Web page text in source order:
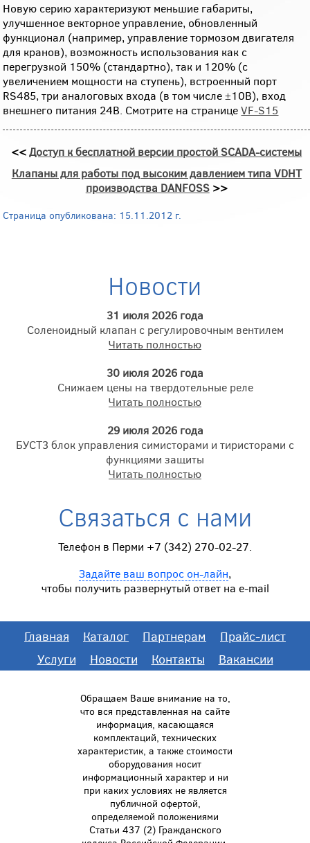
Новую серию характеризуют меньшие габариты,
улучшенное векторное управление, обновленный
функционал (например, управление тормозом двигателя
для кранов), возможность использования как с
перегрузкой 150% (стандартно), так и 120% (с
увеличением мощности на ступень), встроенный порт
RS485, три аналоговых входа (в том числе ±10В), вход
внешнего питания 24В. Смотрите на страницеVF-S15
<<Доступ к бесплатной версии простой SCADA-системы
Клапаны для работы под высоким давлением типа VDHT
производства DANFOSS>>
Страница опубликована: 15.11.2012 г.
Новости
31 июля 2026 года
Соленоидный клапан с регулировочным вентилем
Читать полностью
30 июля 2026 года
Снижаем цены на твердотельные реле
Читать полностью
29 июля 2026 года
БУСТ3 блок управления симисторами и тиристорами с
функциями защиты
Читать полностью
Связаться с нами
Телефон в Перми +7 (342) 270-02-27.
Задайте ваш вопрос он-лайн,
чтобы получить развернутый ответ на e-mail
Главная Каталог Партнерам
Прайс-лист
Услуги
Новости Контакты Вакансии
Обращаем Ваше внимание на то,
что вся представленная на сайте
информация, касающаяся
комплектаций, технических
характеристик, а также стоимости
оборудования носит
информационный характер и ни
при каких условиях не является
публичной офертой,
определяемой положениями
Статьи 437 (2) Гражданского